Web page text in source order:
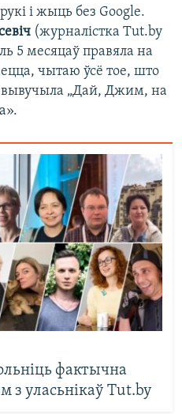
і жыць без Google.
(журналістка Tut.by
5 месяцаў правяла на
чытаю ўсё тое, што
вывучыла „Дай, Джим, на
фактычна
з уласьнікаў Tut.by